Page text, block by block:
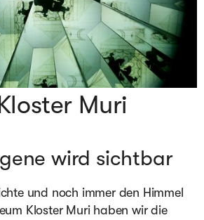
Muri
wird sichtbar
und noch immer den Himmel
Kloster Muri haben wir die